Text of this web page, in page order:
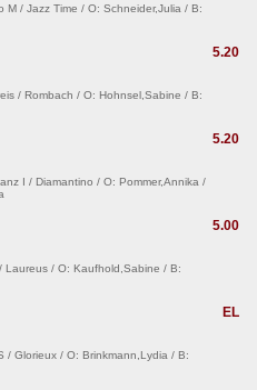
M / Jazz Time / O: Schneider,Julia / B:
5.20
/ Rombach / O: Hohnsel,Sabine / B:
5.20
I / Diamantino / O: Pommer,Annika /
5.00
/ O: Kaufhold,Sabine / B:
EL
/ Glorieux / O: Brinkmann,Lydia / B: